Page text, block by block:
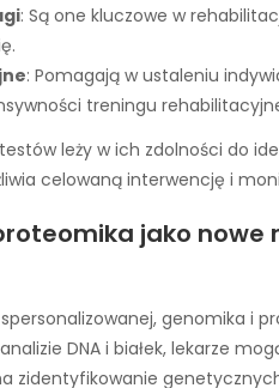
: Są one kluczowe w
: Pomagają w ustaleniu
treningu
leży w ich zdolności do
celowaną interwencję i
jako nowe
genomika i
DNA i białek, lekarze
zidentyfikowanie